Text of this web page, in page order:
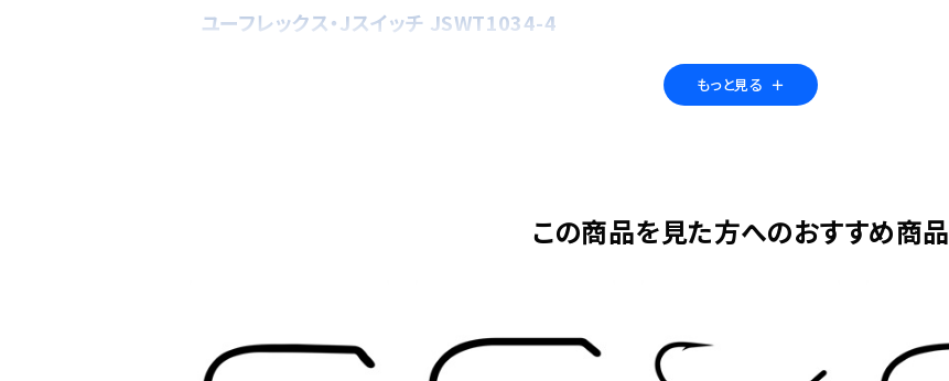
ユーフレックス・Jスイッチ JSWT1034-4
本流、湖と場所を選ばないオールパーパススイッチロッド
もっと見る ＋
この商品を見た方へのおすすめ商品